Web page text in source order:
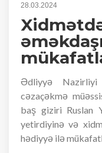
28.03.2024
Ədliyyə
cəzaçəkmə
baş giziri Ruslan
yetirdiyinə və
hədiyyə ilə